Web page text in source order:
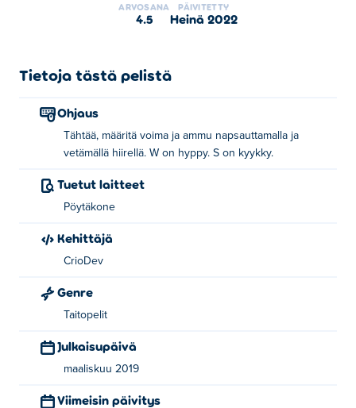
ARVOSANA
4.5
PÄIVITETTY
heinä 2022
Tietoja tästä pelistä
Ohjaus
Tähtää, määritä voima ja ammu napsauttamalla ja
vetämällä hiirellä. W on hyppy. S on kyykky.
Tuetut laitteet
Pöytäkone
Kehittäjä
CrioDev
Genre
Taitopelit
Julkaisupäivä
maaliskuu 2019
Viimeisin päivitys